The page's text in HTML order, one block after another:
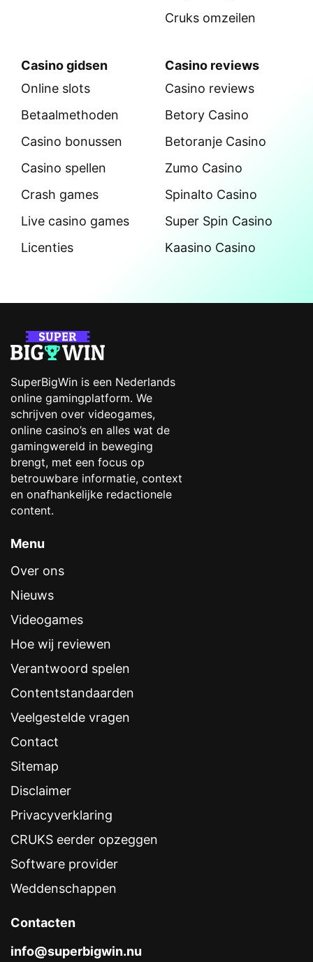
Cruks omzeilen
Casino gidsen
Online slots
Betaalmethoden
Casino bonussen
Casino spellen
Crash games
Live casino games
Licenties
Casino reviews
Casino reviews
Betory Casino
Betoranje Casino
Zumo Casino
Spinalto Casino
Super Spin Casino
Kaasino Casino
SuperBigWin is een Nederlands
online gamingplatform. We
schrijven over videogames,
online casino’s en alles wat de
gamingwereld in beweging
brengt, met een focus op
betrouwbare informatie, context
en onafhankelijke redactionele
content.
Menu
Over ons
Nieuws
Videogames
Hoe wij reviewen
Verantwoord spelen
Contentstandaarden
Veelgestelde vragen
Contact
Sitemap
Disclaimer
Privacyverklaring
CRUKS eerder opzeggen
Software provider
Weddenschappen
Contacten
info@superbigwin.nu